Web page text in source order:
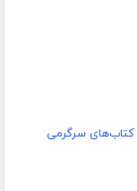
کتاب‌های سرگرمی